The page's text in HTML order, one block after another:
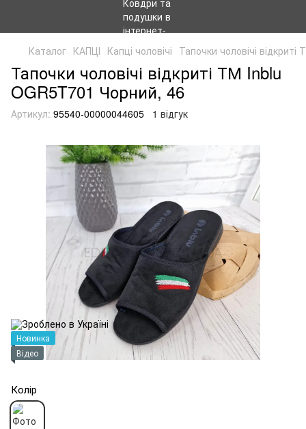
Каталог КАПЦІ Капці чоловічі Тапочки чоловічі
Тапочки чоловічі відкриті ТМ Inblu
OGR5T701 Чорний, 46
Артикул: 95540-00000044605 1 відгук
Новинка
Відео
Колір